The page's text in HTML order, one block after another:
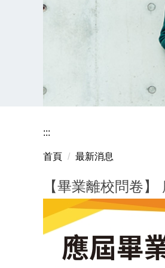
:::
首頁 最新消息
【畢業離校問卷